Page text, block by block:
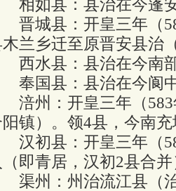
如县：县治在今蓬
城县：开皇三年（
兰乡迁至原晋安县治
水县：县治在今南部
国县：县治在今阆
州：开皇三年（583
镇）。领4县，今南
初县：开皇三年（
（即青居，汉初2县合
州：州治流江县（治